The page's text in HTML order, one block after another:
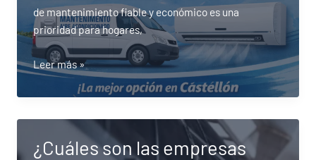
de mantenimiento fiable y económico es una
prioridad para hogares,
¿Quién
ofrece
el
aire
Leer más »
¿Cuáles son las empresas